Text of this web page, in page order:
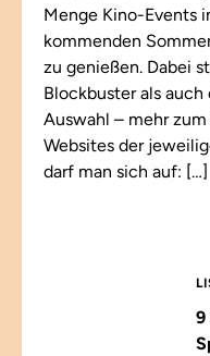
Menge Kino-Events
kommenden
zu genießen. Dabei
Blockbuster als
Auswahl – mehr zum
Websites der
darf man sich auf: […]
9